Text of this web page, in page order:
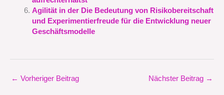
Agilität in der Die Bedeutung von Risikobereitschaft
und Experimentierfreude für die Entwicklung neuer
Geschäftsmodelle
← Vorheriger Beitrag Nächster Beitrag →